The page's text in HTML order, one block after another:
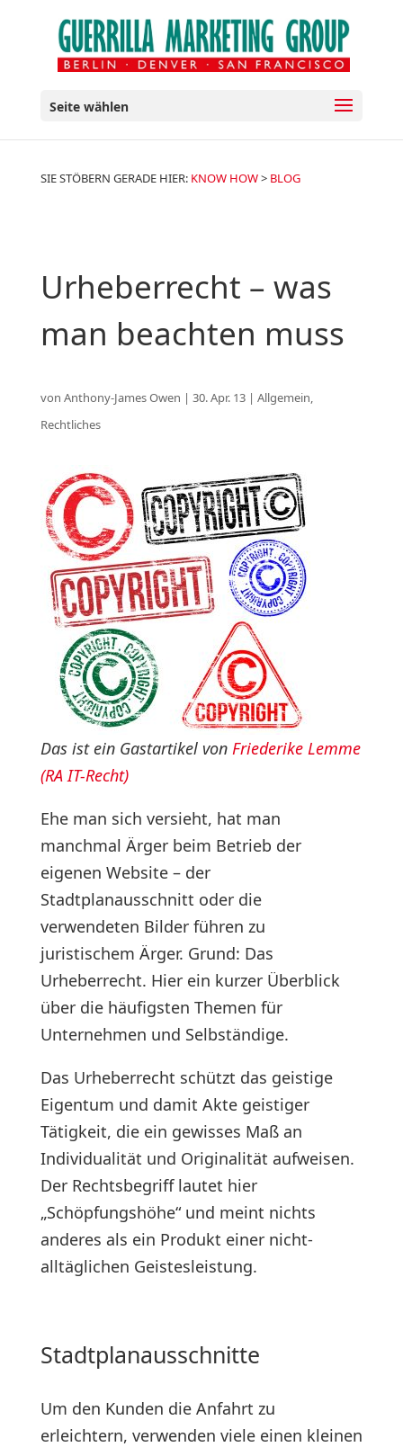
Seite wählen
SIE STÖBERN GERADE HIER: KNOW HOW> BLOG
Urheberrecht – was
man beachten muss
von Anthony-James Owen | 30. Apr. 13| Allgemein,
Rechtliches
Das ist ein Gastartikel von Friederike Lemme
(RA IT-Recht)
Ehe man sich versieht, hat man
manchmal Ärger beim Betrieb der
eigenen Website – der
Stadtplanausschnitt oder die
verwendeten Bilder führen zu
juristischem Ärger. Grund: Das
Urheberrecht. Hier ein kurzer Überblick
über die häufigsten Themen für
Unternehmen und Selbständige.
Das Urheberrecht schützt das geistige
Eigentum und damit Akte geistiger
Tätigkeit, die ein gewisses Maß an
Individualität und Originalität aufweisen.
Der Rechtsbegriff lautet hier
„Schöpfungshöhe“ und meint nichts
anderes als ein Produkt einer nicht-
alltäglichen Geistesleistung.
Stadtplanausschnitte
Um den Kunden die Anfahrt zu
erleichtern, verwenden viele einen kleinen